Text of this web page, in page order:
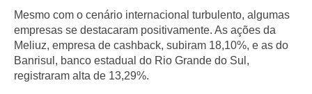
Mesmo com o cenário internacional turbulento, algumas
empresas se destacaram positivamente. As ações da
Meliuz, empresa de cashback, subiram 18,10%, e as do
Banrisul , banco estadual do Rio Grande do Sul,
registraram alta de 13,29%.